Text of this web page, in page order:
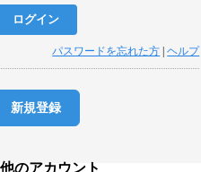
パスワードを忘れた方 |ヘルプ
新規登録
のアカウント